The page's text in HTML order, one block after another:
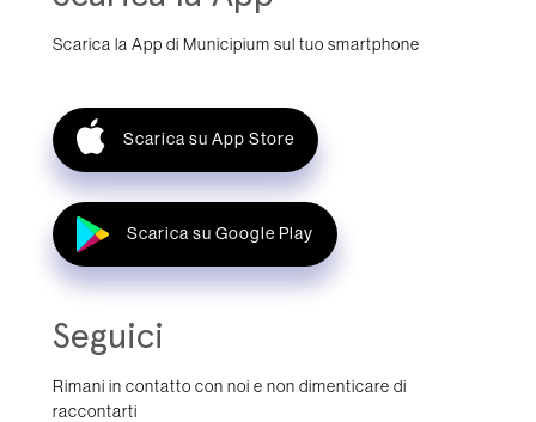
Scarica la App di Municipium sul tuo smartphone
Scarica su App Store
Scarica su Google Play
Seguici
Rimani in contatto con noi e non dimenticare di
raccontarti